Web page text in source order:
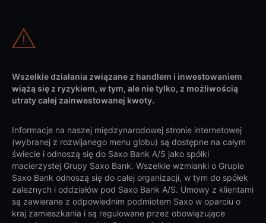
Wszelkie działania związane z handlem i inwestowaniem
wiążą się z ryzykiem, w tym, ale nie tylko, z możliwością
utraty całej zainwestowanej kwoty.
Informacje na naszej międzynarodowej stronie internetowej
(wybranej z rozwijanego menu globu) są dostępne na całym
świecie i odnoszą się do Saxo Bank A/S jako spółki
macierzystej Grupy Saxo Bank. Wszelkie wzmianki o Grupie
Saxo Bank odnoszą się do całej organizacji, w tym do spółek
zależnych i oddziałów pod Saxo Bank A/S. Umowy z klientami
są zawierane z odpowiednim podmiotem Saxo w oparciu o
kraj zamieszkania i są regulowane przez obowiązujące